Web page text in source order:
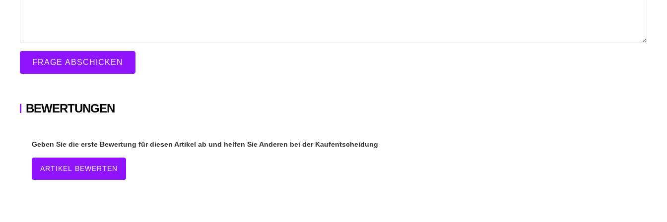
FRAGE ABSCHICKEN
BEWERTUNGEN
Geben Sie die erste Bewertung für diesen Artikel ab und helfen Sie Anderen bei der Kaufentscheidung
ARTIKEL BEWERTEN